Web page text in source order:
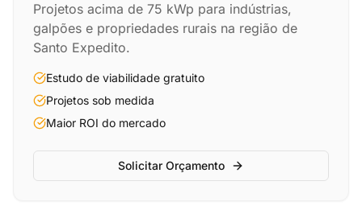
Projetos acima de 75 kWp para indústrias,
galpões e propriedades rurais na região de
Santo Expedito.
Estudo de viabilidade gratuito
Projetos sob medida
Maior ROI do mercado
Solicitar Orçamento